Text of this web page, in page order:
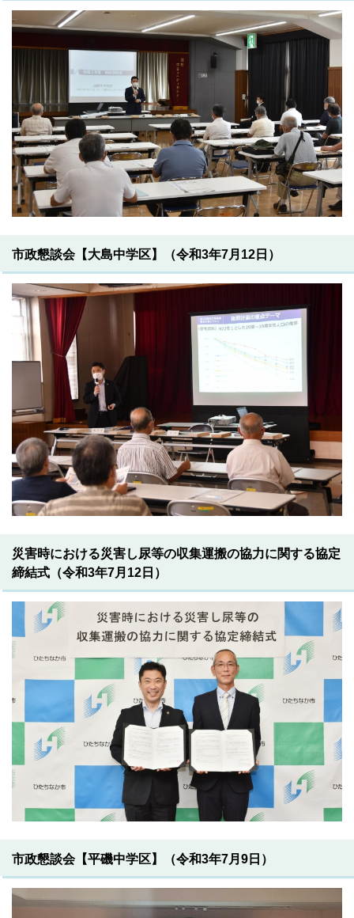
市政懇談会【大島中学区】（令和3年7月12日）
災害時における災害し尿等の収集運搬の協力に関する協定
締結式（令和3年7月12日）
市政懇談会【平磯中学区】（令和3年7月9日）